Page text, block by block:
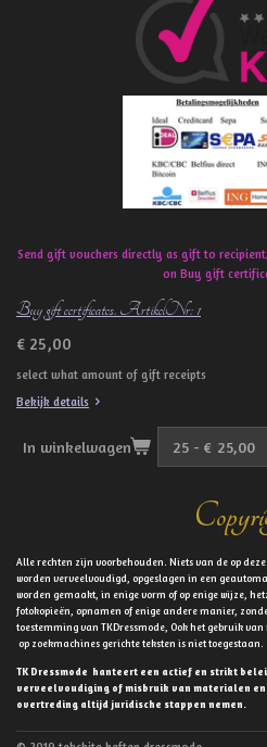
b
o
k
Send gift vouchers directly as gift to
on Buy gift
Buy gift certificates. ArtikelNr: 1
€ 25,00
select what amount of gift receipts
Bekijk details
In winkelwagen
Alle rechten zijn voorbehouden. Niets van de op
worden verveelvoudigd, opgeslagen in een
worden gemaakt, in enige vorm of op enige wijze,
fotokopieën, opnamen of enige andere manier,
toestemming van TKDressmode, Ook het gebruik
op zoekmachines gerichte teksten is niet toegestaan.
TK Dressmode hanteert een actief en strikt
verveelvoudiging of misbruik van materialen
overtreding altijd juridische stappen nemen.